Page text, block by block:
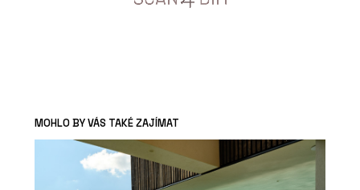
MOHLO BY VÁS TAKÉ ZAJÍMAT